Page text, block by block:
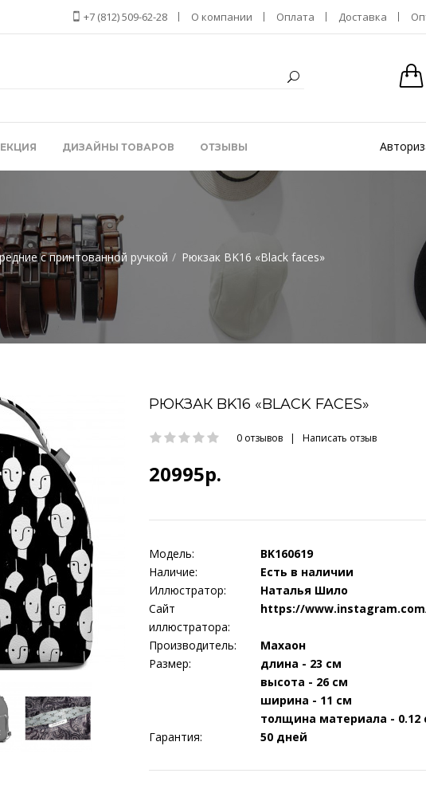
+7 (812) 509-62-28 О компании Оплата Доставка
ДИЗАЙНЫ ТОВАРОВ ОТЗЫВЫ
с принтованной ручкой Рюкзак BK16 «Black faces»
РЮКЗАК BK16 «BLACK FACES»
0 отзывов | Написать отзыв
20995р.
Модель:
BK160619
Наличие:
Есть в наличии
Иллюстратор:
Наталья Шило
Сайт
иллюстратора:
https://
Производитель:
Махаон
Размер:
длина - 23 см
высота - 26 см
ширина - 11 см
толщина материала - 0.12
Гарантия:
50 дней